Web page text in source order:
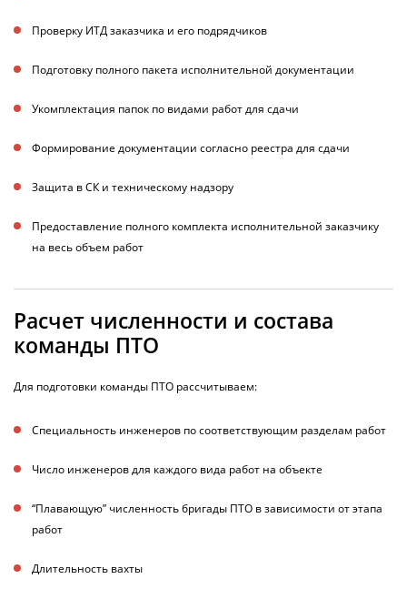
Проверку ИТД заказчика и его подрядчиков
Подготовку полного пакета исполнительной документации
Укомплектация папок по видами работ для сдачи
Формирование документации согласно реестра для сдачи
Защита в СК и техническому надзору
Предоставление полного комплекта исполнительной заказчику
на весь объем работ
Расчет численности и состава
команды ПТО
Для подготовки команды ПТО рассчитываем:
Специальность инженеров по соответствующим разделам работ
Число инженеров для каждого вида работ на объекте
“Плавающую” численность бригады ПТО в зависимости от этапа
работ
Длительность вахты